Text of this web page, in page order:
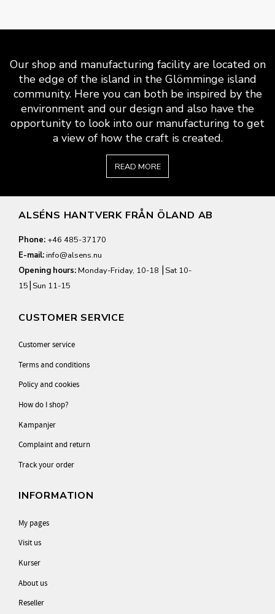
Our shop and manufacturing facility are located on
the edge of the island in the Glömminge island
community. Here you can both be inspired by the
environment and our design and also have the
opportunity to look into our manufacturing to get
a view of how the craft is created.
READ MORE
ALSÉNS HANTVERK FRÅN ÖLAND AB
Phone: +46 485-37170
E-mail:info@alsens.nu
Opening hours:Monday-Friday, 10-18 ⎮Sat 10-
15⎮Sun 11-15
CUSTOMER SERVICE
Customer service
Terms and conditions
Policy and cookies
How do I shop?
Kampanjer
Complaint and return
Track your order
INFORMATION
My pages
Visit us
Kurser
About us
Reseller